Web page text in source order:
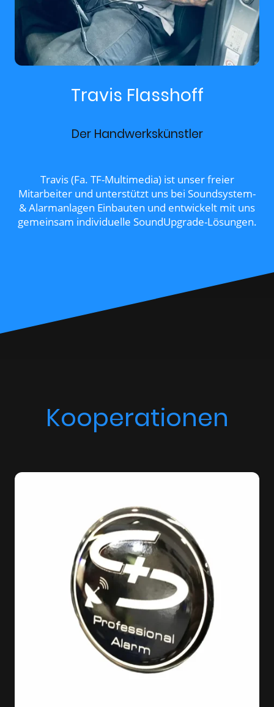
Travis Flasshoff
Der Handwerkskünstler
Travis (Fa. TF-Multimedia) ist unser freier
Mitarbeiter und unterstützt uns bei Soundsystem-
& Alarmanlagen Einbauten und entwickelt mit uns
gemeinsam individuelle SoundUpgrade-Lösungen.
Kooperationen